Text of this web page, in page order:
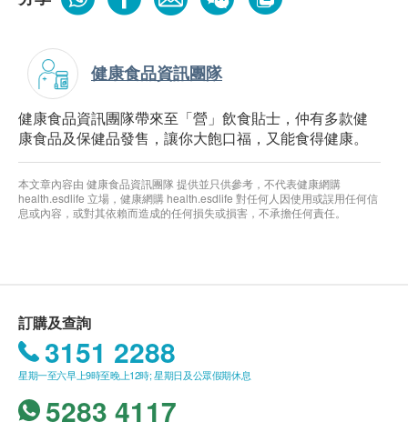
健康食品資訊團隊
健康食品資訊團隊帶來至「營」飲食貼士，仲有多款健
康食品及保健品發售，讓你大飽口福，又能食得健康。
本文章內容由 健康食品資訊團隊 提供並只供參考，不代表健康網購
health.esdlife 立場，健康網購 health.esdlife 對任何人因使用或誤用任何信
息或內容，或對其依賴而造成的任何損失或損害，不承擔任何責任。
訂購及查詢
3151 2288
星期一至六早上9時至晚上12時; 星期日及公眾假期休息
5283 4117